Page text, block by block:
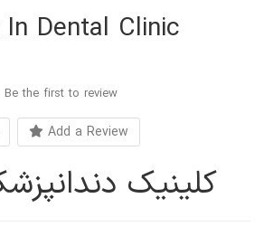
In Dental Clinic
Be the first to review
Add a Review
کلینیک